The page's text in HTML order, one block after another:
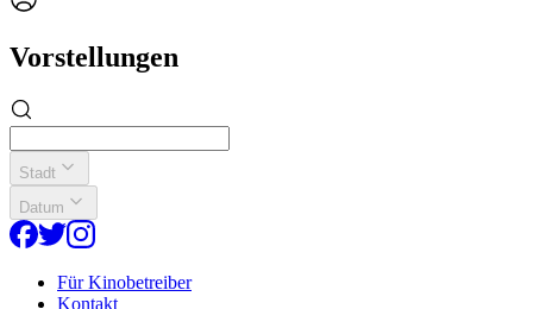
Vorstellungen
Stadt
Datum
Für Kinobetreiber
Kontakt